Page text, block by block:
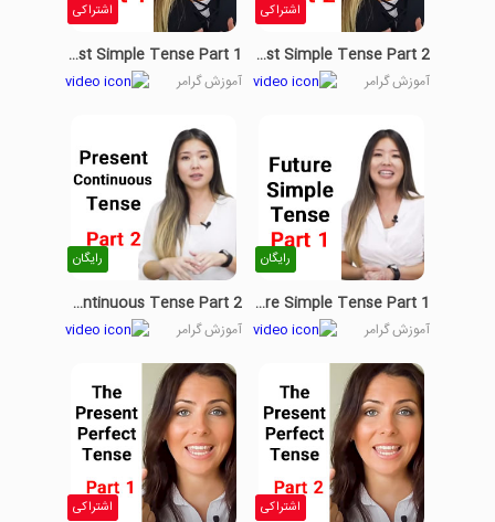
اشتراکی
Past Simple Tense Part 2
آموزش گرامر
اشتراکی
Past Simple Tense Part 1
آموزش گرامر
رایگان
Future Simple Tense Part 1
آموزش گرامر
رایگان
Present Continuous Tense Part 2
آموزش گرامر
اشتراکی اشتراکی